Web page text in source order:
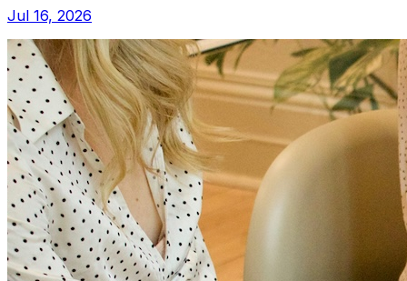
Jul 16, 2026